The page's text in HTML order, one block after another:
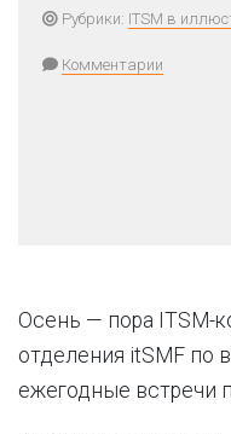
Рубрики: ITSM в
Комментарии
Осень — пора ITSM-
отделения itSMF по
ежегодные встречи